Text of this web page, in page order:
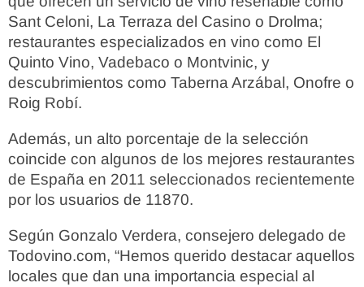
Sant Celoni, La Terraza del Casino o Drolma;
restaurantes especializados en vino como El
Quinto Vino, Vadebaco o Montvinic, y
descubrimientos como Taberna Arzábal, Onofre o
Roig Robí.
Además, un alto porcentaje de la selección
coincide con algunos de los mejores restaurantes
de España en 2011 seleccionados recientemente
por los usuarios de 11870.
Según Gonzalo Verdera, consejero delegado de
Todovino.com, “Hemos querido destacar aquellos
locales que dan una importancia especial al